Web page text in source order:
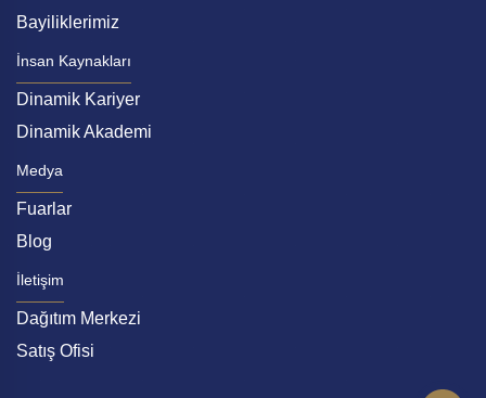
artırarak, kadın gücüne olan inanç ve destekle bu
alanda da çalışmaları desteklemeye ve
geliştirmeye devam edecektir.
Bayiliklerimiz
İnsan Kaynakları
Dinamik Kariyer
Dinamik Akademi
Medya
Fuarlar
Blog
İletişim
Dağıtım Merkezi
Satış Ofisi